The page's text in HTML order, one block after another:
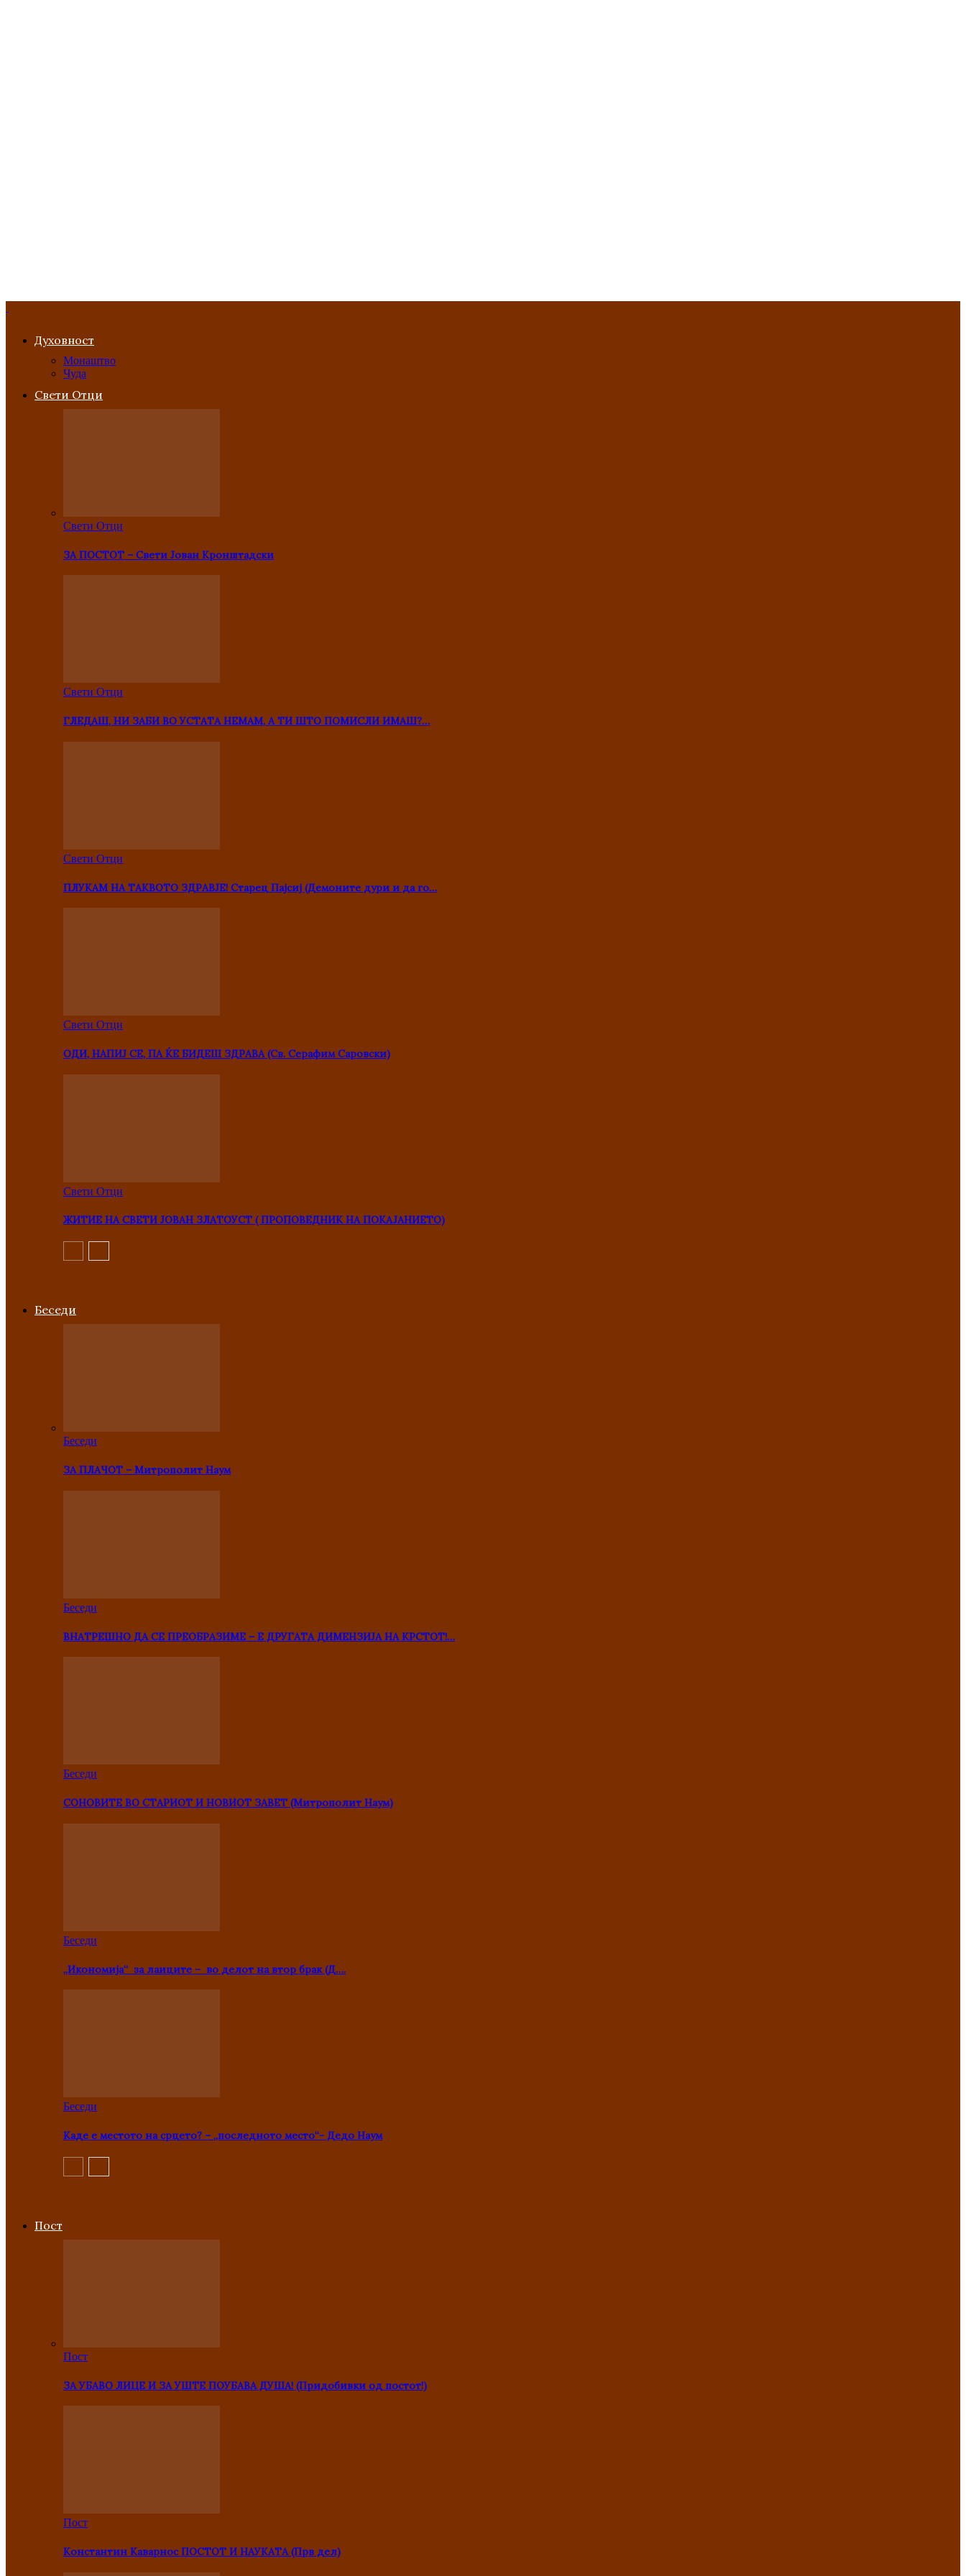
Духовност
Монаштво
Чуда
Свети Отци
Свети Отци
ЗА ПОСТОТ – Свети Јован Кронштадски
Свети Отци
ГЛЕДАШ, НИ ЗАБИ ВО УСТАТА НЕМАМ, А ТИ ШТО ПОМИСЛИ ИМАШ?…
Свети Отци
ПЛУКАМ НА ТАКВОТО ЗДРАВЈЕ! Старец Пајсиј (Демоните дури и да го…
Свети Отци
ОДИ, НАПИЈ СЕ, ПА ЌЕ БИДЕШ ЗДРАВА (Св. Серафим Саровски)
Свети Отци
ЖИТИЕ НА СВЕТИ ЈОВАН ЗЛАТОУСТ ( ПРОПОВЕДНИК НА ПОКАЈАНИЕТО)
Беседи
Беседи
ЗА ПЛАЧОТ – Митрополит Наум
Беседи
ВНАТРЕШНО ДА СЕ ПРЕОБРАЗИМЕ – Е ДРУГАТА ДИМЕНЗИЈА НА КРСТОТ!…
Беседи
СОНОВИТЕ ВО СТАРИОТ И НОВИОТ ЗАВЕТ (Митрополит Наум)
Беседи
„Икономија“ за лаиците – во делот на втор брак (Д….
Беседи
Каде е местото на срцето? – „последното место“- Дедо Наум
Пост
Пост
ЗА УБАВО ЛИЦЕ И ЗА УШТЕ ПОУБАВА ДУША! (Придобивки од постот!)
Пост
Константин Каварнос ПОСТОТ И НАУКАТА (Прв дел)